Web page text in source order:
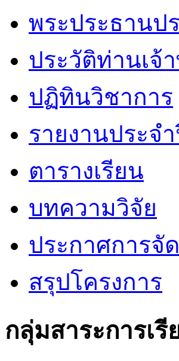
พระประธานป
ประวัติท่านเจ้
ปฏิทินวิชาการ
รายงานประจ
ตารางเรียน
บทความวิจัย
ประกาศการจั
สรุปโครงการ
กลุ่มสาระการเรี